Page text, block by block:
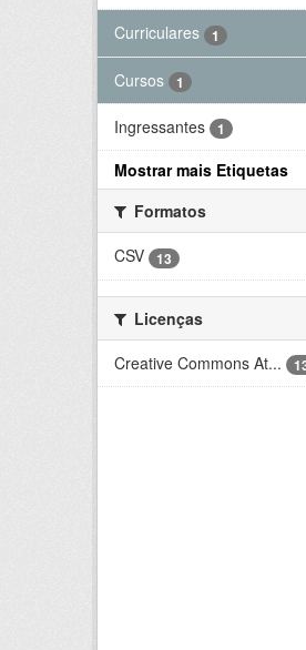
Curriculares 1
Cursos 1
Ingressantes 1
Mostrar mais Etiquetas
Formatos
CSV
13
Licenças
Creative Commons At...